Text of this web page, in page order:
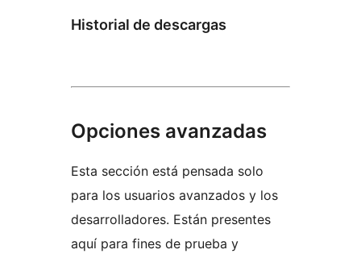
Historial de descargas
Opciones avanzadas
Esta sección está pensada solo
para los usuarios avanzados y los
desarrolladores. Están presentes
aquí para fines de prueba y